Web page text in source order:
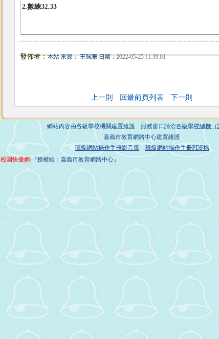
2.數練32.33
發佈者：本站 來源： 王珮珊 日期：2022-05-25 11:39:01
上一則 回最前頁列表 下一則
網站內容由各級學校機關建置維護 服務窗口請洽各級學校總機（
嘉義市教育網路中心建置維護
班級網站操作手冊影音版
班級網站操作手冊PDF檔
校園快優網‧『授權給：嘉義市教育網路中心』